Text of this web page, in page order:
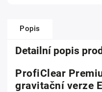
Popis
Detailní popis
ProfiClear
gravitační verze